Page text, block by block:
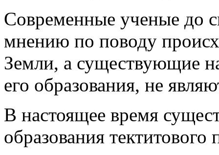
Современные ученые до
мнению по поводу
Земли, а существующие
его образования, не
В настоящее время
образования тектитового